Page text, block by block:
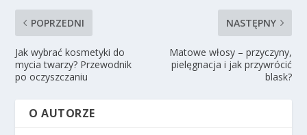
POPRZEDNI
Jak wybrać kosmetyki do
mycia twarzy? Przewodnik
po oczyszczaniu
NASTĘPNY
Matowe włosy – przyczyny,
pielęgnacja i jak przywrócić
blask?
O AUTORZE